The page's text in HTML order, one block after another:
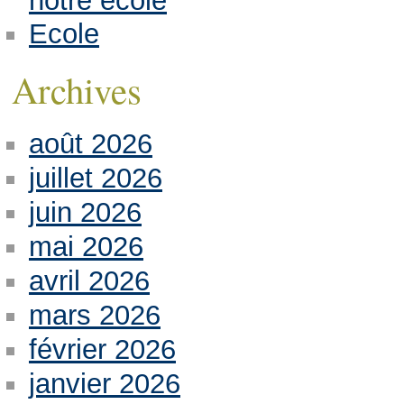
Ecole
Archives
août 2026
juillet 2026
juin 2026
mai 2026
avril 2026
mars 2026
février 2026
janvier 2026